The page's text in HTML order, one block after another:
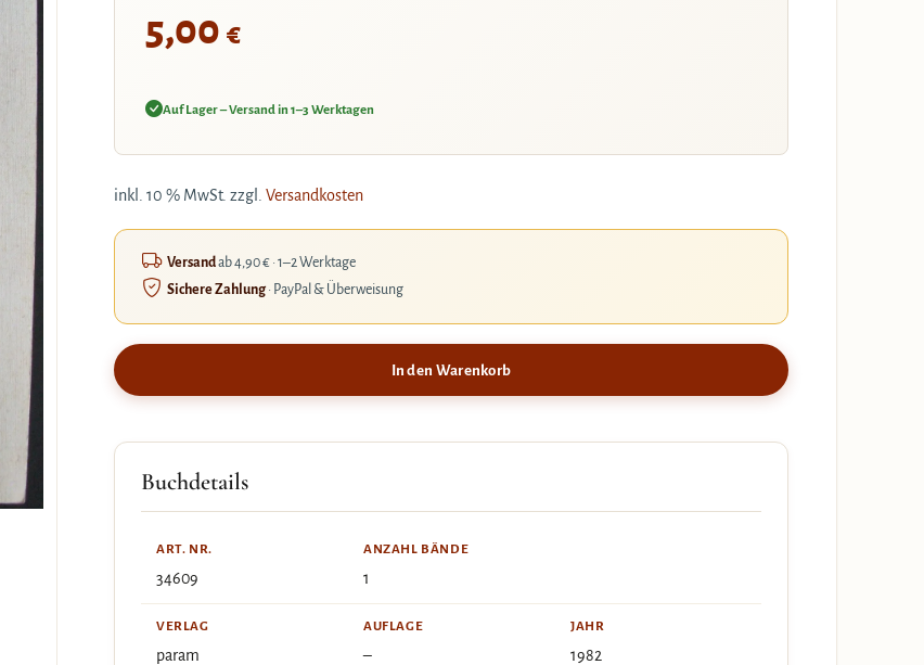
5,00 €
Auf Lager – Versand in 1–3 Werktagen
inkl. 10 % MwSt. zzgl. Versandkosten
Versandab 4,90 € · 1–2 Werktage
Sichere Zahlung· PayPal & Überweisung
In den Warenkorb
Buchdetails
ART. NR.
34609
ANZAHL BÄNDE
1
VERLAG
param
AUFLAGE
–
JAHR
1982